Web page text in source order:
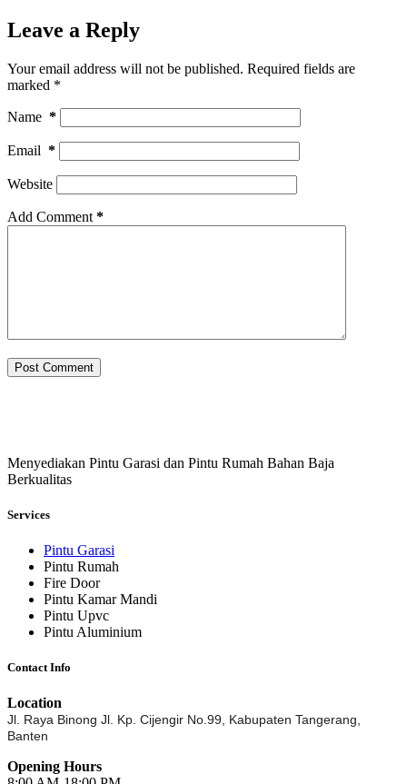
Leave a Reply
Your email address will not be published. Required fields are
marked *
Name *
Email *
Website
Add Comment *
Post Comment
Menyediakan Pintu Garasi dan Pintu Rumah Bahan Baja
Berkualitas
Services
Pintu Garasi
Pintu Rumah
Fire Door
Pintu Kamar Mandi
Pintu Upvc
Pintu Aluminium
Contact Info
Location
Jl. Raya Binong Jl. Kp. Cijengir No.99, Kabupaten Tangerang,
Banten
Opening Hours